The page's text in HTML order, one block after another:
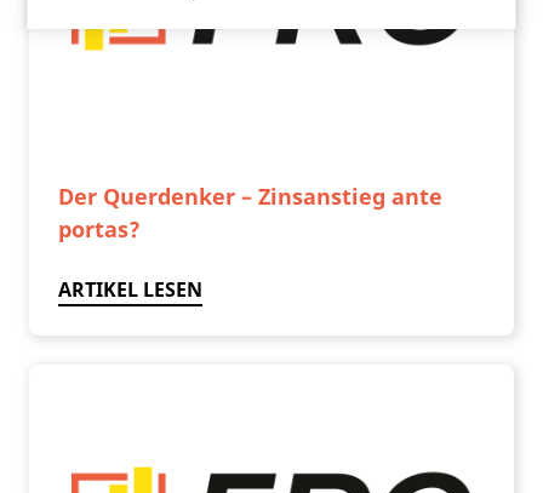
Der Querdenker – Zinsanstieg ante
portas?
ARTIKEL LESEN